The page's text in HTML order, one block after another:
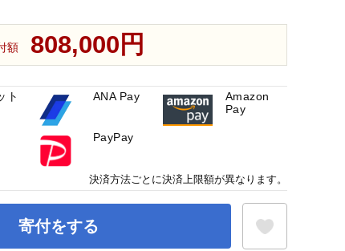
額 808,000円
寄付をする
ト
ANA Pay
Amazon
Pay
PayPay
決済方法ごとに決済上限額が異なります。